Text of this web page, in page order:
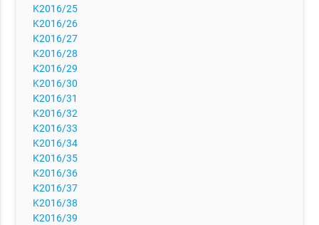
K2016/25
K2016/26
K2016/27
K2016/28
K2016/29
K2016/30
K2016/31
K2016/32
K2016/33
K2016/34
K2016/35
K2016/36
K2016/37
K2016/38
K2016/39